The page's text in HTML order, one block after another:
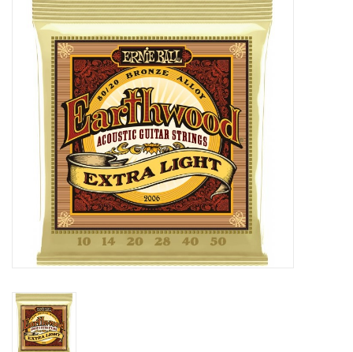
Tasteninstrumente
Recording
Lichttechnik
PA-Anlage
Traditionelle Instrumente
Star-Club Merch